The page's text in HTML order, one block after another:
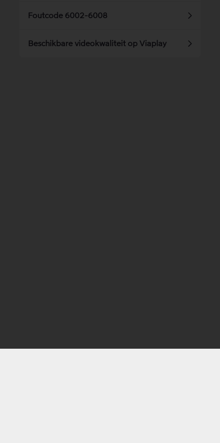
Foutcode 6002-6008
Beschikbare videokwaliteit op Viaplay